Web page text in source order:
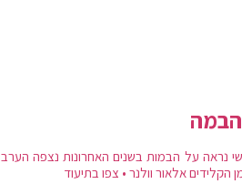
נראה על הבמות בשנים האחרונות נצפה הערב
אלאור וולנר • צפו בתיעוד